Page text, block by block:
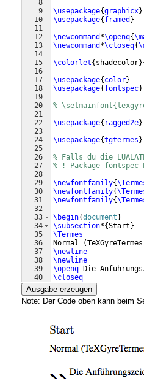
8
9
10
11
12
13
14
15
16
17
18
19
20
21
22
23
24
25
26
27
28
29
30
31
32
33
34
35
36
37
38
39
40
41
\usepackage{graphicx}
\usepackage{ framed }
\newcommand *\openq{
\newcommand *\closeq{
\colorlet{ shadecolor}
\usepackage{ color}
\usepackage{ fontspec}
%
\usepackage{ ragged2e}
\usepackage{tgtermes }
% Falls du die
% ! Package fontspec
\newfontfamily{
\newfontfamily{
\newfontfamily{
\begin{document }
\subsection*{Start }
\Termes
Normal
(TeXGyreTermes
\newline
\newline
\openq Die
\closeq
\newline
Ausgabe erzeugen
Note: Der Code oben kann beim